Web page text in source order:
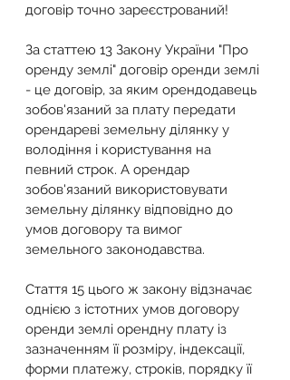
договір точно зареєстрований!
За статтею 13 Закону України "Про
оренду землі" договір оренди землі
- це договір, за яким орендодавець
зобов'язаний за плату передати
орендареві земельну ділянку у
володіння і користування на
певний строк. А орендар
зобов'язаний використовувати
земельну ділянку відповідно до
умов договору та вимог
земельного законодавства.
Стаття 15 цього ж закону відзначає
однією з істотних умов договору
оренди землі орендну плату із
зазначенням її розміру, індексації,
форми платежу, строків, порядку її